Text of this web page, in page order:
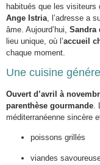
habitués que les visiteurs
Ange Istria , l’adresse a
âme. Aujourd’hui, Sandra
lieu unique, où l’accueil
chaque moment.
Une cuisine
Ouvert d’avril à
parenthèse gourmande.
méditerranéenne sincère
poissons grillés
viandes